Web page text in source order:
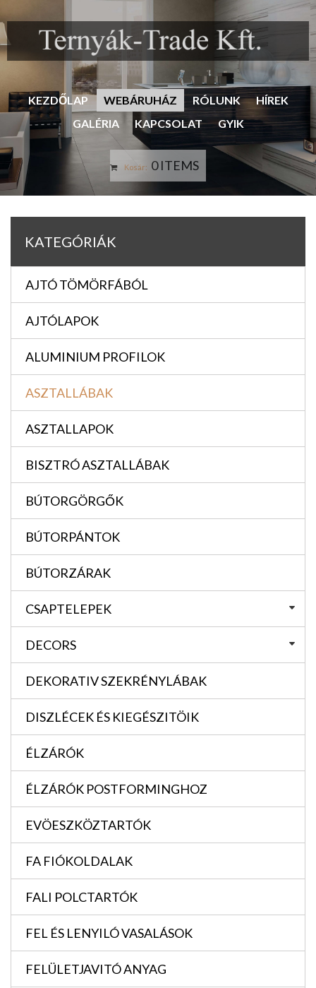
KEZDŐLAP WEBÁRUHÁZ RÓLUNK
HÍREK
GALÉRIA
KAPCSOLAT GYIK
Kosár: 0 ITEMS
KATEGÓRIÁK
AJTÓ TÖMÖRFÁBÓL
AJTÓLAPOK
ALUMINIUM PROFILOK
ASZTALLÁBAK
ASZTALLAPOK
BISZTRÓ ASZTALLÁBAK
BÚTORGÖRGŐK
BÚTORPÁNTOK
BÚTORZÁRAK
CSAPTELEPEK
DECORS
DEKORATIV SZEKRÉNYLÁBAK
DISZLÉCEK ÉS KIEGÉSZITÖIK
ÉLZÁRÓK
ÉLZÁRÓK POSTFORMINGHOZ
EVÖESZKÖZTARTÓK
FA FIÓKOLDALAK
FALI POLCTARTÓK
FEL ÉS LENYILÓ VASALÁSOK
FELÜLETJAVITÓ ANYAG